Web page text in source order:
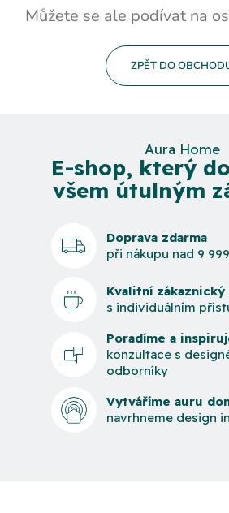
Můžete se ale podívat na
ZPĚT DO
Aura Home
E-shop, který
všem útulným
Doprava zdarma
při nákupu nad 9
Kvalitní
s individuálním
Poradíme a
konzultace s
odborníky
Vytváříme auru
navrhneme design